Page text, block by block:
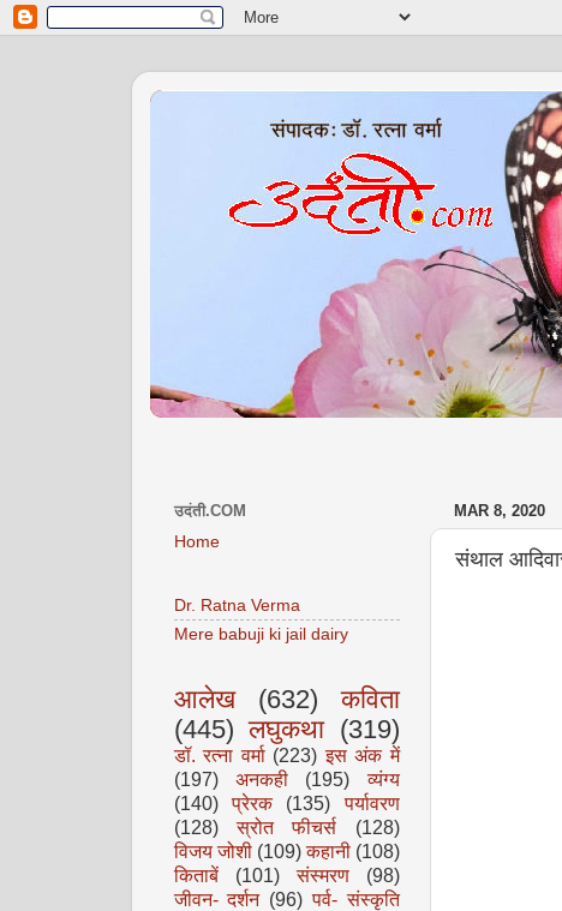
MAR 8, 2020
संथाल
उदंती.COM
Home
Dr. Ratna Verma
Mere babuji ki jail dairy
आलेख (632)
कविता
(445) लघुकथा (319)
डॉ. रत्ना वर्मा (223) इस अंक में
(197)
अनकही (195)
व्यंग्य
(140)
प्रेरक (135)
पर्यावरण
(128)
स्रोत फीचर्स
(128)
विजय जोशी (109) कहानी (108)
किताबें
(101) संस्मरण
(98)
जीवन- दर्शन (96) पर्व- संस्कृति